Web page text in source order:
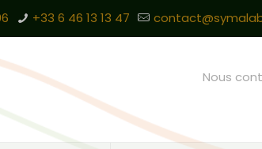
+33 6 46 13 13 47
Nous